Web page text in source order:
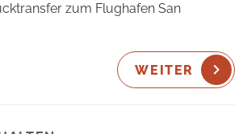
zum Flughafen San
WEITER